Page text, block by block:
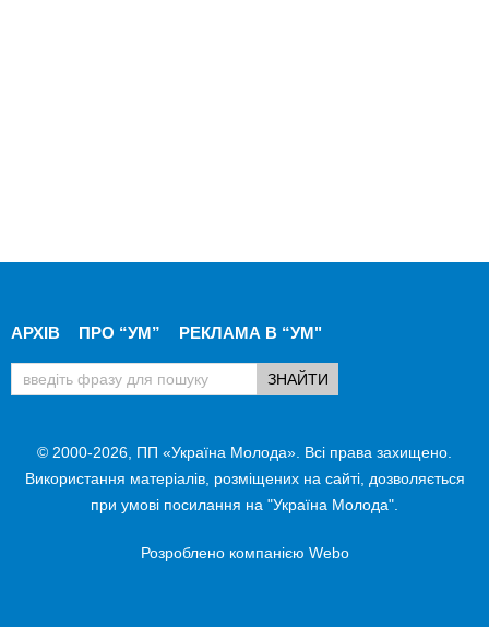
АРХІВ ПРО “УМ” РЕКЛАМА В “УМ"
© 2000-2026, ПП «Україна Молода». Всі права захищено.
Використання матеріалів, розміщених на сайті, дозволяється
при умові посилання на "Україна Молода".
Розроблено компанією Webo